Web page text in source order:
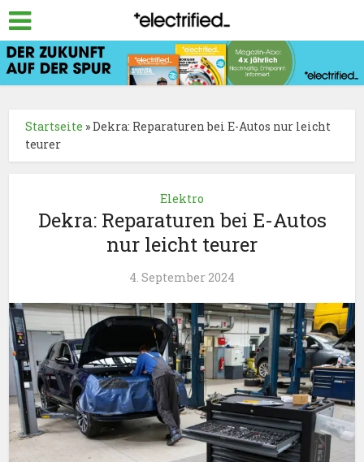
Startseite »Dekra: Reparaturen bei E-Autos nur leicht
teurer
Elektro
Dekra: Reparaturen bei E-Autos
nur leicht teurer
4. September 2024